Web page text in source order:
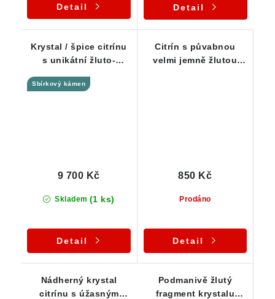
Detail Detail
Krystal / špice citrínu
s unikátní žluto-
kouřovými tóny
Sbírkový kámen
Skladem (1 ks)
9 700 Kč
Detail
Citrín s půvabnou
velmi jemně žlutou
Prodáno
850 Kč
Detail
Nádherný krystal
citrínu s úžasným
Podmanivě žlutý
fragment krystalu